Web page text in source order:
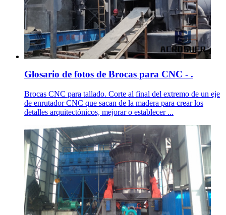
Glosario de fotos de Brocas para CNC - .
Brocas CNC para tallado. Corte al final del extremo de un eje
de enrutador CNC que sacan de la madera para crear los
detalles arquitectónicos, mejorar o establecer ...